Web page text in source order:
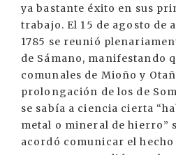
ya bastante éxito en sus
trabajo. El 15 de agosto de
1785 se reunió
de Sámano, manifestando
comunales de Mioño y
prolongación de los de
se sabía a ciencia cierta
metal o mineral de hierro”
acordó comunicar el hecho